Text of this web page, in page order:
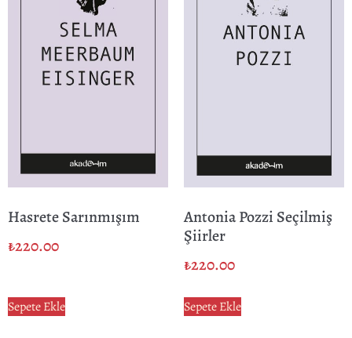
Hasrete Sarınmışım
₺220.00
Sepete Ekle
Antonia Pozzi Seçilmiş
Şiirler
₺220.00
Sepete Ekle